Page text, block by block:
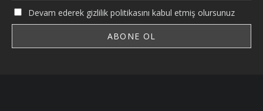
Devam ederek gizlilik politikasını kabul etmiş olursunuz